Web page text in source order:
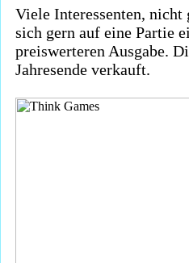
Viele Interessenten,
sich gern auf eine Partie
preiswerteren Ausgabe.
Jahresende verkauft.